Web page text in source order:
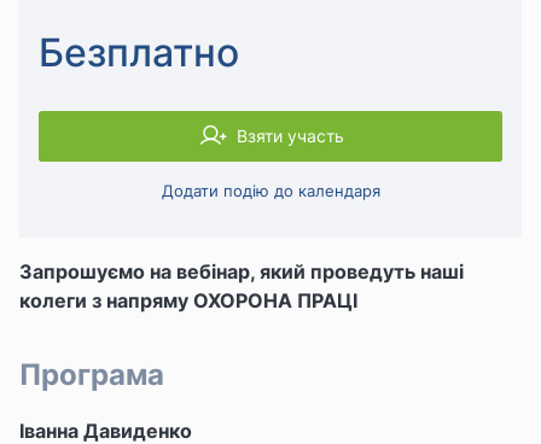
Запрошуємо на вебінар, який проведуть наші
колеги з напряму ОХОРОНА ПРАЦІ
Програма
Іванна Давиденко
Безплатно
Взяти участь
Додати подію до календаря